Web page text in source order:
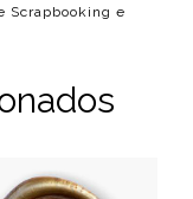
Scrapbooking e